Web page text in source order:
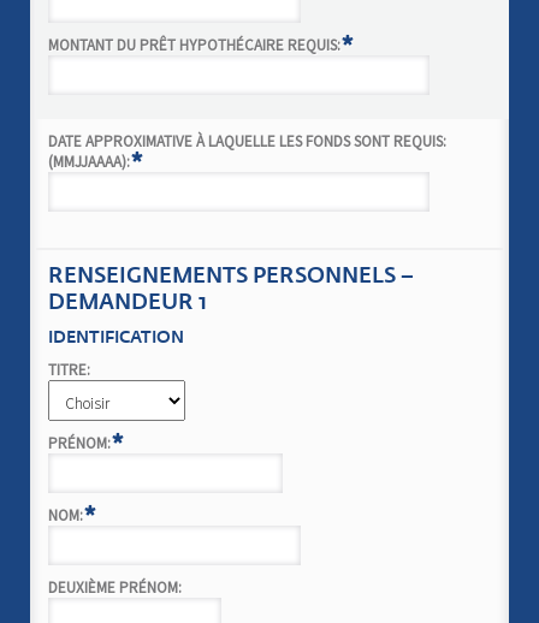
MONTANT DU PRÊT HYPOTHÉCAIRE REQUIS:*
DATE APPROXIMATIVE À LAQUELLE LES FONDS SONT REQUIS:
(MMJJAAAA):*
RENSEIGNEMENTS PERSONNELS –
DEMANDEUR 1
IDENTIFICATION
TITRE:
PRÉNOM:*
NOM:*
DEUXIÈME PRÉNOM: